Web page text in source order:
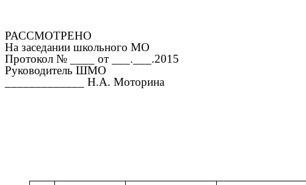
РАССМОТРЕНО
На заседании школьного МО
Протокол № ____ от ___.___.2015
Руководитель ШМО
_____________ Н.А. Моторина